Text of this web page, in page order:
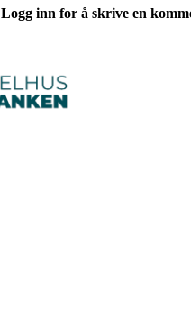
Logg inn for å skrive en